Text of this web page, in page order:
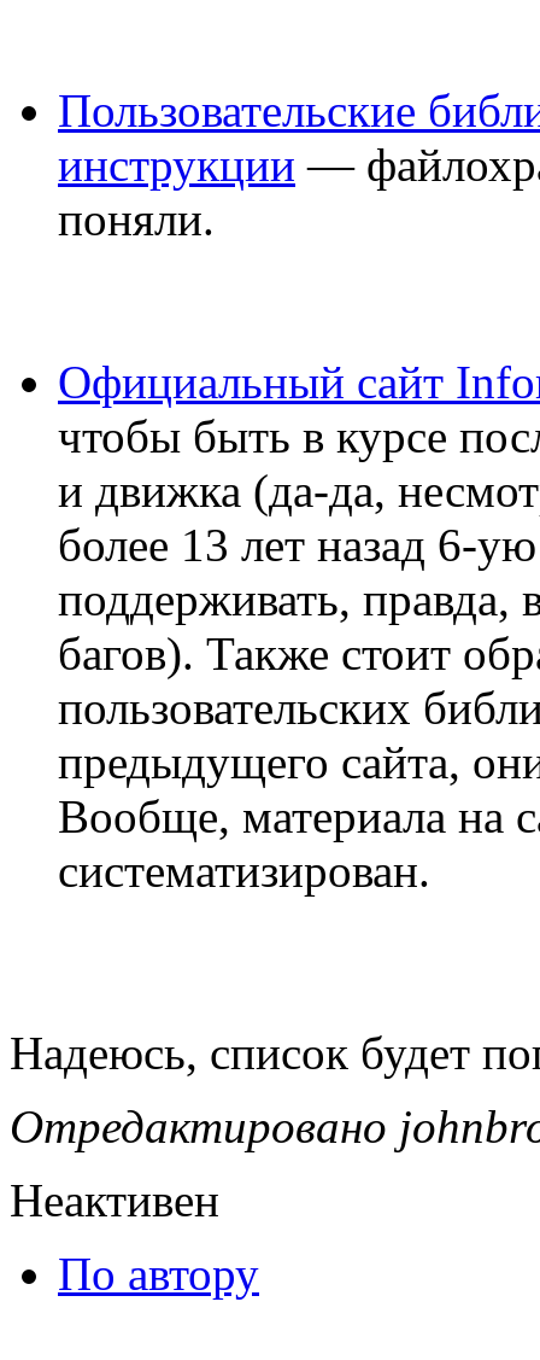
Пользовательские
инструкции —
поняли.
Официальный сайт
чтобы быть в курсе
и движка (да-да,
более 13 лет назад 6-
поддерживать, правда,
багов). Также стоит
пользовательских
предыдущего сайта,
Вообще, материала на
систематизирован.
Надеюсь, список будет
Отредактировано
Неактивен
По автору